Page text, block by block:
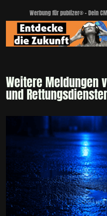
Werbung für publizer® - Dein
Weitere Meldungen
und